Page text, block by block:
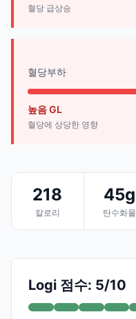
혈당 급상승
혈당부하
높음 GL
혈당에 상당한 영향
218
칼로리
45g
탄수화물
Logi 점수: 5/10